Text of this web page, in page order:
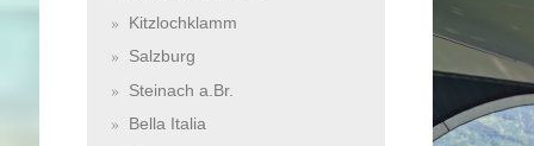
Kitzlochklamm
Salzburg
Steinach a.Br.
Bella Italia